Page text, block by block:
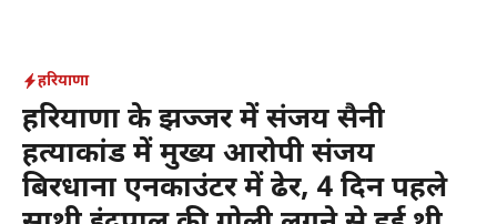
content
हरियाणा
हरियाणा के झज्जर में संजय सैनी
हत्याकांड में मुख्य आरोपी संजय
बिरधाना एनकाउंटर में ढेर, 4 दिन पहले